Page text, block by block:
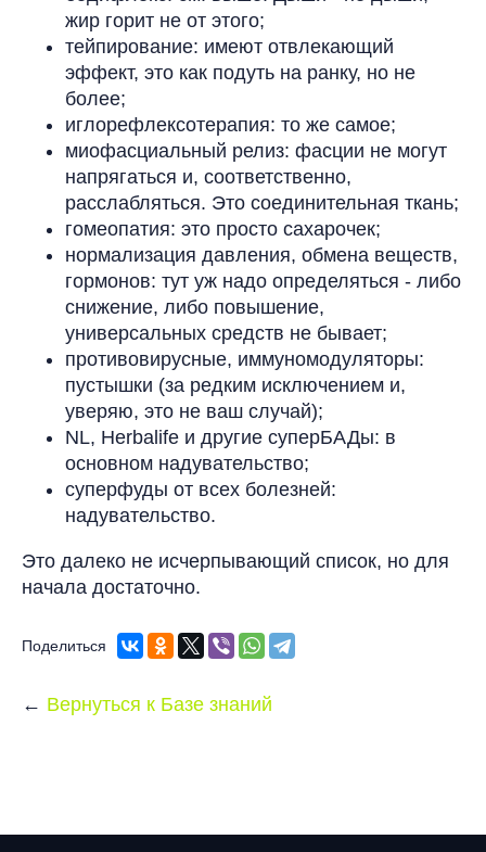
жир горит не от этого;
тейпирование: имеют отвлекающий
эффект, это как подуть на ранку, но не
более;
иглорефлексотерапия: то же самое;
миофасциальный релиз: фасции не могут
напрягаться и, соответственно,
расслабляться. Это соединительная ткань;
гомеопатия: это просто сахарочек;
нормализация давления, обмена веществ,
гормонов: тут уж надо определяться - либо
снижение, либо повышение,
универсальных средств не бывает;
противовирусные, иммуномодуляторы:
пустышки (за редким исключением и,
уверяю, это не ваш случай);
NL, Herbalife и другие суперБАДы: в
основном надувательство;
суперфуды от всех болезней:
надувательство.
Это далеко не исчерпывающий список, но для
начала достаточно.
Поделиться
Вернуться к Базе знаний